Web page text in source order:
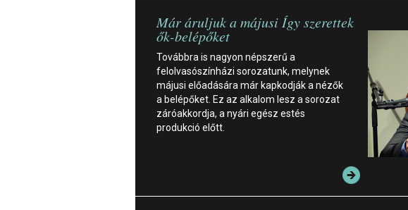
Már áruljuk a májusi Így szerettek
ők-belépőket
Továbbra is nagyon népszerű a
felolvasószínházi sorozatunk, melynek
májusi előadására már kapkodják a nézők
a belépőket. Ez az alkalom lesz a sorozat
záróakkordja, a nyári egész estés
produkció előtt.